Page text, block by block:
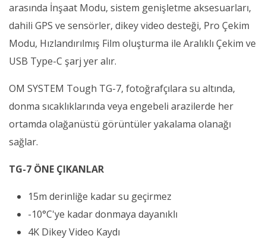
arasında İnşaat Modu, sistem genişletme aksesuarları,
dahili GPS ve sensörler, dikey video desteği, Pro Çekim
Modu, Hızlandırılmış Film oluşturma ile Aralıklı Çekim ve
USB Type-C şarj yer alır.
OM SYSTEM Tough TG-7, fotoğrafçılara su altında,
donma sıcaklıklarında veya engebeli arazilerde her
ortamda olağanüstü görüntüler yakalama olanağı
sağlar.
TG-7 ÖNE ÇIKANLAR
15m derinliğe kadar su geçirmez
-10°C'ye kadar donmaya dayanıklı
4K Dikey Video Kaydı